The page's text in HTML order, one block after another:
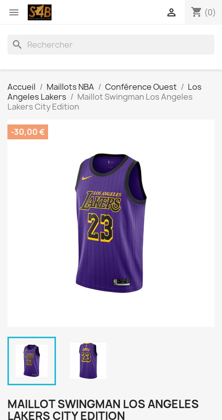
 shopping_cart (0)

search
Accueil Maillots NBA Conférence Ouest
Los
Angeles Lakers
Maillot Swingman Los Angeles
Lakers City Edition
-30,00 €
MAILLOT SWINGMAN LOS ANGELES
LAKERS CITY EDITION